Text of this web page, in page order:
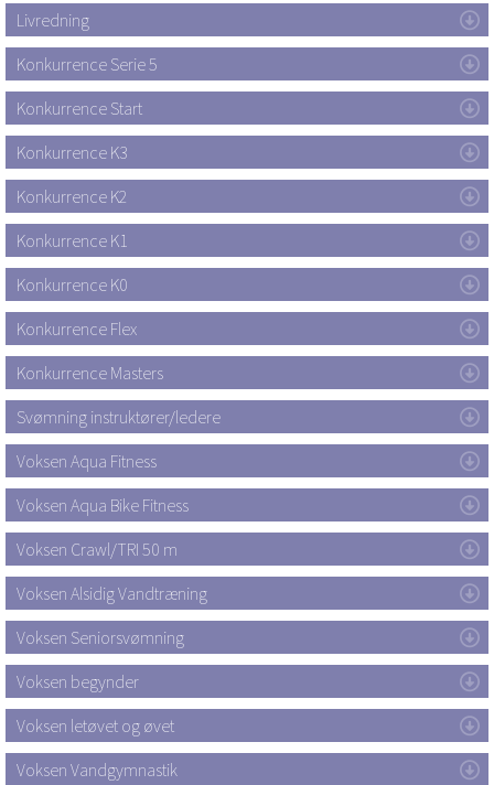
Livredning
Konkurrence Serie 5
Konkurrence Start
Konkurrence K3
Konkurrence K2
Konkurrence K1
Konkurrence K0
Konkurrence Flex
Konkurrence Masters
Svømning instruktører/ledere
Voksen Aqua Fitness
Voksen Aqua Bike Fitness
Voksen Crawl/TRI 50 m
Voksen Alsidig Vandtræning
Voksen Seniorsvømning
Voksen begynder
Voksen letøvet og øvet
Voksen Vandgymnastik